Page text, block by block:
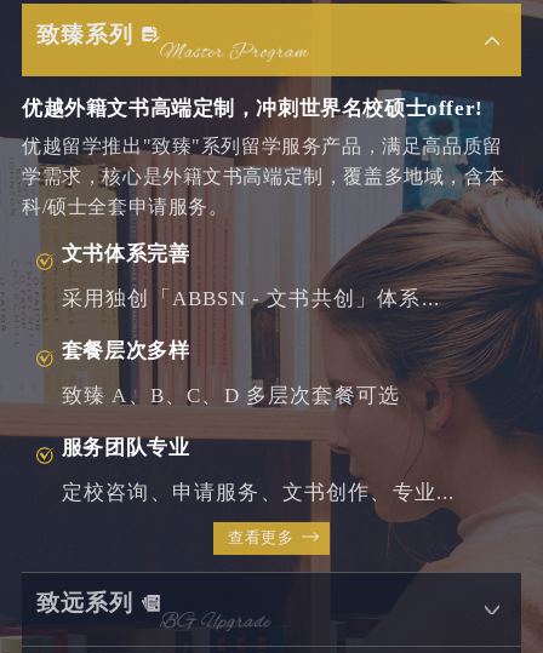
致臻系列
优越外籍文书高端定制，冲刺世界名校硕士offer!
优越留学推出"致臻"系列留学服务产品，满足高品质留
学需求，核心是外籍文书高端定制，覆盖多地域，含本
科/硕士全套申请服务。
文书体系完善
采用独创「ABBSN - 文书共创」体系...
套餐层次多样
致臻 A、B、C、D 多层次套餐可选
服务团队专业
定校咨询、申请服务、文书创作、专业...
查看更多
致远系列